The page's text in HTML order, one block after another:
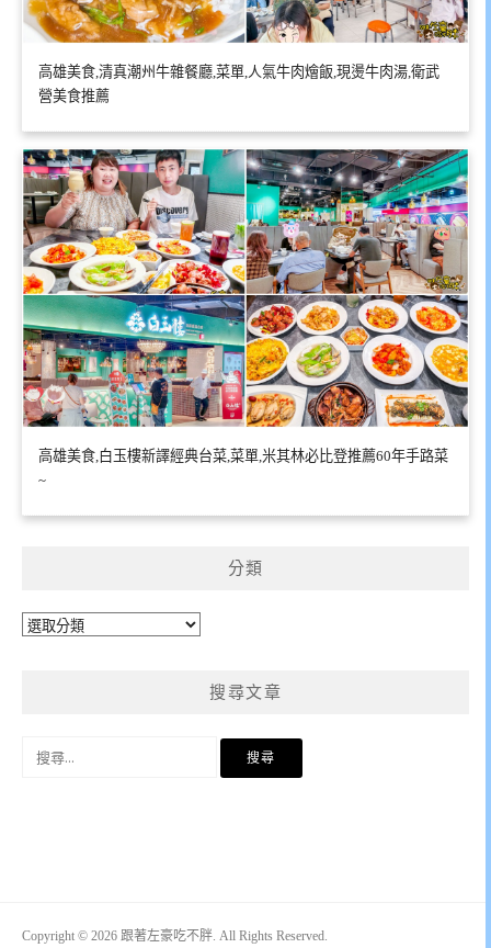
高雄美食,清真潮州牛雜餐廳,菜單,人氣牛肉燴飯,現燙牛肉湯,衛武
營美食推薦
高雄美食,白玉樓新譯經典台菜,菜單,米其林必比登推薦60年手路菜
~
分類
分
搜尋文章
Copyright © 2026 跟著左豪吃不胖. All Rights Reserved.